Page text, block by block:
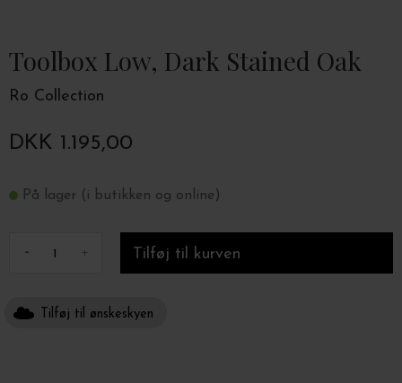
Toolbox Low, Dark Stained Oak
Ro Collection
DKK 1.195,00
På lager (i butikken og online)
- +
Tilføj til ønskeskyen